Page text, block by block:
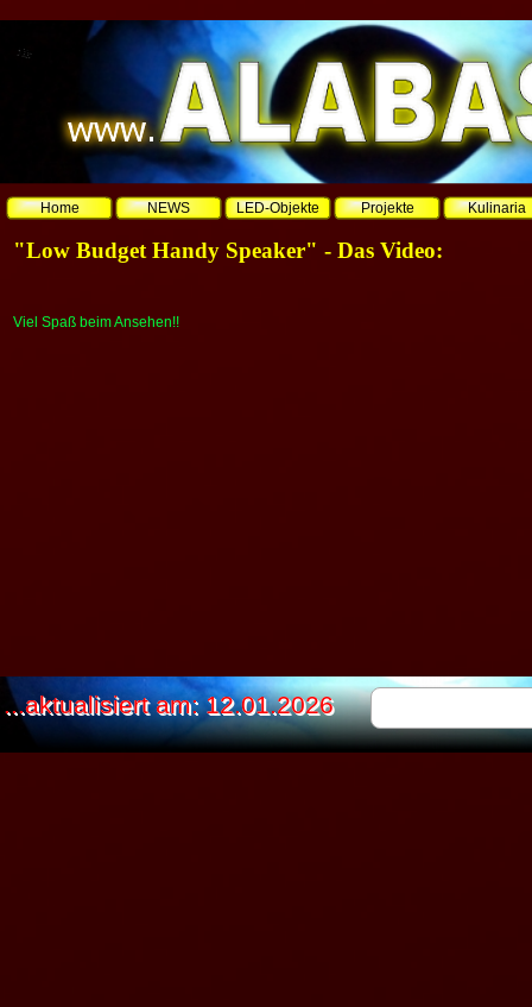
Home NEWS LED-Objekte Projekte Kulinaria
"Low Budget Handy Speaker" - Das Video:
Viel Spaß beim Ansehen!!
...aktualisiert am: 12.01.2026